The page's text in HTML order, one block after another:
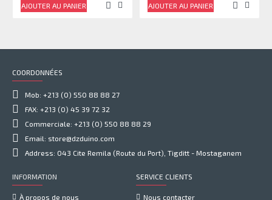
AJOUTER AU PANIER AJOUTER AU PANIER
COORDONNÉES
Mob: +213 (0) 550 88 88 27
FAX: +213 (0) 45 39 72 32
Commerciale: +213 (0) 550 88 88 29
Email: store@dzduino.com
Address: 043 Cite Remila (Route du Port), Tigditt - Mostaganem
INFORMATION
À propos de nous
SERVICE CLIENTS
Nous contacter